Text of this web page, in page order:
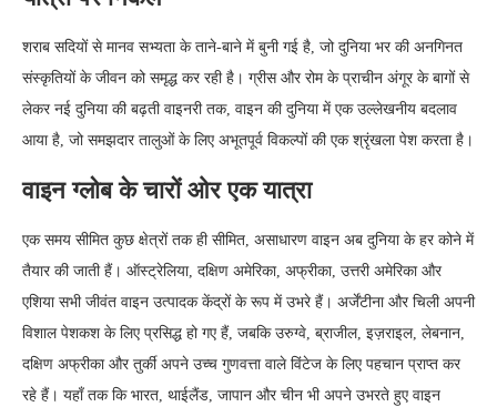
शराब सदियों से मानव सभ्यता के ताने-बाने में बुनी गई है, जो दुनिया भर की अनगिनत
संस्कृतियों के जीवन को समृद्ध कर रही है। ग्रीस और रोम के प्राचीन अंगूर के बागों से
लेकर नई दुनिया की बढ़ती वाइनरी तक, वाइन की दुनिया में एक उल्लेखनीय बदलाव
आया है, जो समझदार तालुओं के लिए अभूतपूर्व विकल्पों की एक श्रृंखला पेश करता है।
वाइन ग्लोब के चारों ओर एक यात्रा
एक समय सीमित कुछ क्षेत्रों तक ही सीमित, असाधारण वाइन अब दुनिया के हर कोने में
तैयार की जाती हैं। ऑस्ट्रेलिया, दक्षिण अमेरिका, अफ्रीका, उत्तरी अमेरिका और
एशिया सभी जीवंत वाइन उत्पादक केंद्रों के रूप में उभरे हैं। अर्जेंटीना और चिली अपनी
विशाल पेशकश के लिए प्रसिद्ध हो गए हैं, जबकि उरुग्वे, ब्राजील, इज़राइल, लेबनान,
दक्षिण अफ्रीका और तुर्की अपने उच्च गुणवत्ता वाले विंटेज के लिए पहचान प्राप्त कर
रहे हैं। यहाँ तक कि भारत, थाईलैंड, जापान और चीन भी अपने उभरते हुए वाइन